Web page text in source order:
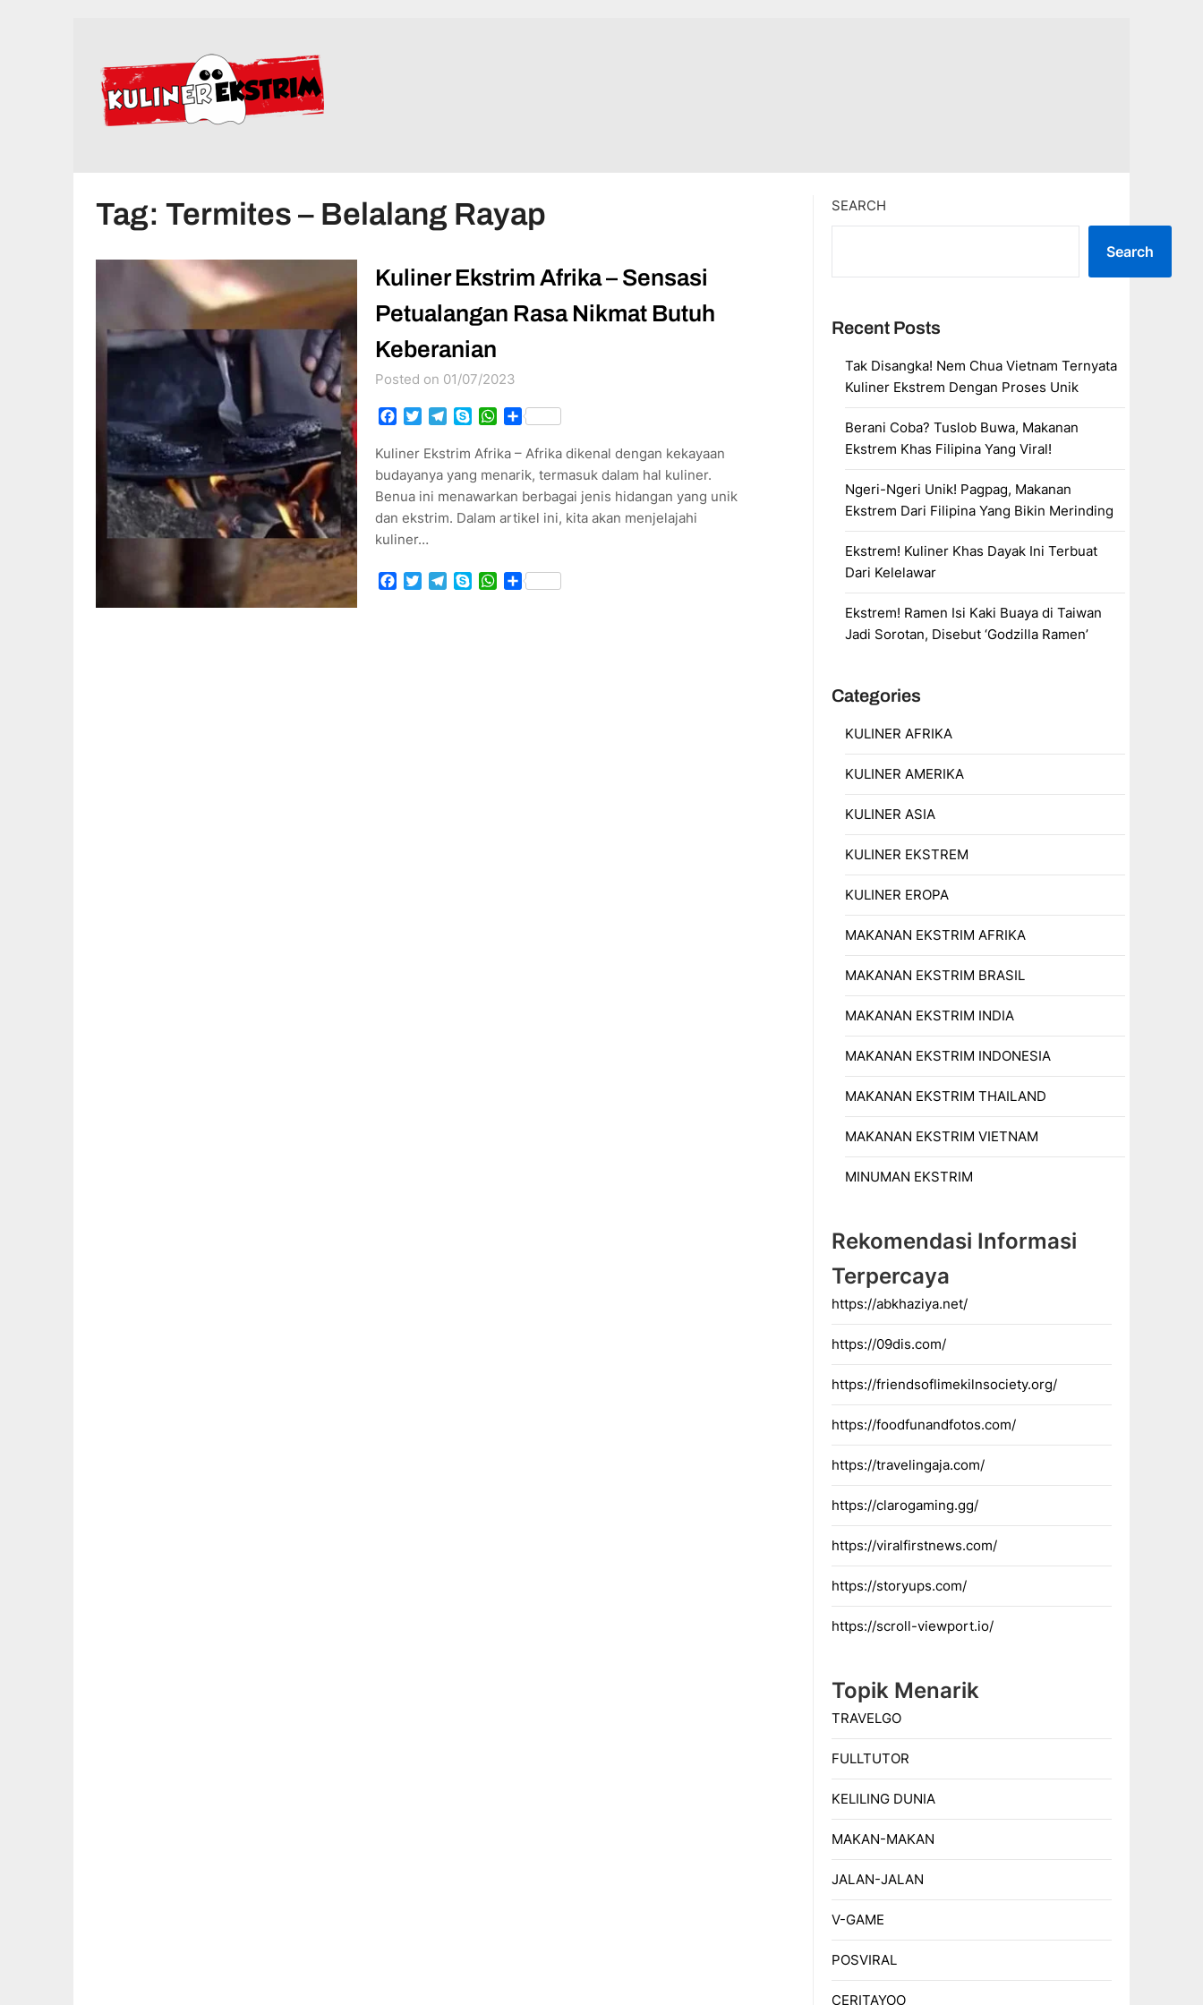
Tag: Termites – Belalang Rayap
Kuliner Ekstrim Afrika – Sensasi
Petualangan Rasa Nikmat Butuh
Keberanian
Posted on 01/07/2023
Facebook
TwitterTelegram
SkypeWhatsApp
Share
Kuliner Ekstrim Afrika – Afrika dikenal dengan kekayaan
budayanya yang menarik, termasuk dalam hal kuliner.
Benua ini menawarkan berbagai jenis hidangan yang unik
dan ekstrim. Dalam artikel ini, kita akan menjelajahi
kuliner…
Facebook
TwitterTelegram
SkypeWhatsApp
Share
SEARCH
Search
Recent Posts
Tak Disangka! Nem Chua Vietnam Ternyata
Kuliner Ekstrem Dengan Proses Unik
Berani Coba? Tuslob Buwa, Makanan
Ekstrem Khas Filipina Yang Viral!
Ngeri-Ngeri Unik! Pagpag, Makanan
Ekstrem Dari Filipina Yang Bikin Merinding
Ekstrem! Kuliner Khas Dayak Ini Terbuat
Dari Kelelawar
Ekstrem! Ramen Isi Kaki Buaya di Taiwan
Jadi Sorotan, Disebut ‘Godzilla Ramen’
Categories
KULINER AFRIKA
KULINER AMERIKA
KULINER ASIA
KULINER EKSTREM
KULINER EROPA
MAKANAN EKSTRIM AFRIKA
MAKANAN EKSTRIM BRASIL
MAKANAN EKSTRIM INDIA
MAKANAN EKSTRIM INDONESIA
MAKANAN EKSTRIM THAILAND
MAKANAN EKSTRIM VIETNAM
MINUMAN EKSTRIM
Rekomendasi Informasi
Terpercaya
https://abkhaziya.net/
https://09dis.com/
https://friendsoflimekilnsociety.org/
https://foodfunandfotos.com/
https://travelingaja.com/
https://clarogaming.gg/
https://viralfirstnews.com/
https://storyups.com/
https://scroll-viewport.io/
Topik Menarik
TRAVELGO
FULLTUTOR
KELILING DUNIA
MAKAN-MAKAN
JALAN-JALAN
V-GAME
POSVIRAL
CERITAYOO